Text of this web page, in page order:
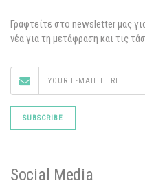
Γραφτείτε στο newsletter μας
νέα για τη μετάφραση και τις
Social Media